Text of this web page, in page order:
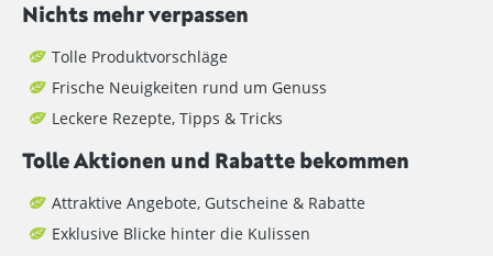
Nichts mehr verpassen
Tolle Produktvorschläge
Frische Neuigkeiten rund um Genuss
Leckere Rezepte, Tipps & Tricks
Tolle Aktionen und Rabatte bekommen
Attraktive Angebote, Gutscheine & Rabatte
Exklusive Blicke hinter die Kulissen